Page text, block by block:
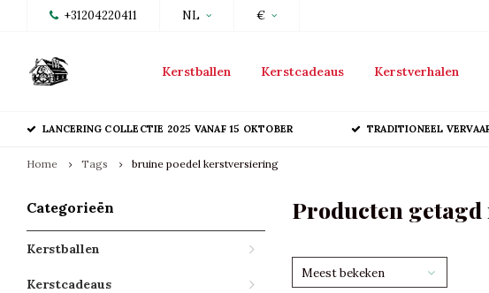
+31204220411 NL €
Kerstballen Kerstcadeaus Kerstverhalen
LANCERING COLLECTIE 2025 VANAF 15 OKTOBER TRADITIONEEL
Home Tags bruine poedel kerstversiering
Categorieën
Kerstballen
Kerstcadeaus
Producten
Meest bekeken